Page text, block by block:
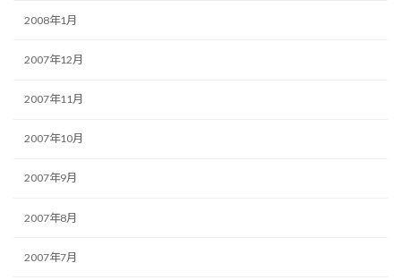
2008年1月
2007年12月
2007年11月
2007年10月
2007年9月
2007年8月
2007年7月